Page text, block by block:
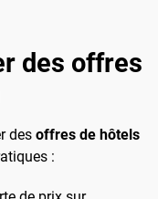
des offres
des offres de hôtels
: